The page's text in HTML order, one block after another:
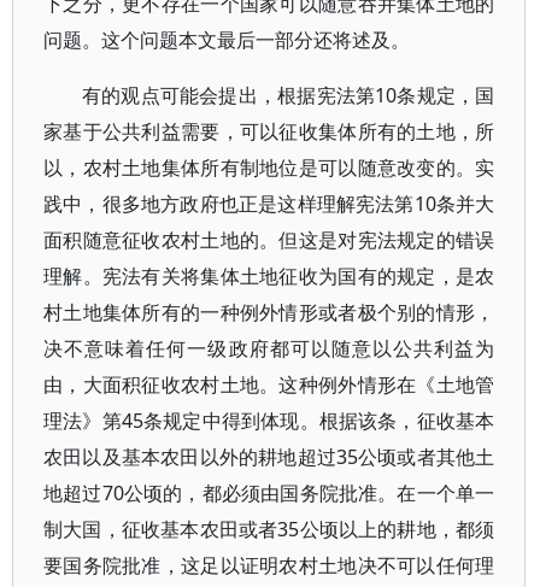
问题。这个问题本文最后一部分还将述及。
有的观点可能会提出，根据宪法第10条规定，国
家基于公共利益需要，可以征收集体所有的土地，所
以，农村土地集体所有制地位是可以随意改变的。实
践中，很多地方政府也正是这样理解宪法第10条并大
面积随意征收农村土地的。但这是对宪法规定的错误
理解。宪法有关将集体土地征收为国有的规定，是农
村土地集体所有的一种例外情形或者极个别的情形，
决不意味着任何一级政府都可以随意以公共利益为
由，大面积征收农村土地。这种例外情形在《土地管
理法》第45条规定中得到体现。根据该条，征收基本
农田以及基本农田以外的耕地超过35公顷或者其他土
地超过70公顷的，都必须由国务院批准。在一个单一
制大国，征收基本农田或者35公顷以上的耕地，都须
要国务院批准，这足以证明农村土地决不可以任何理